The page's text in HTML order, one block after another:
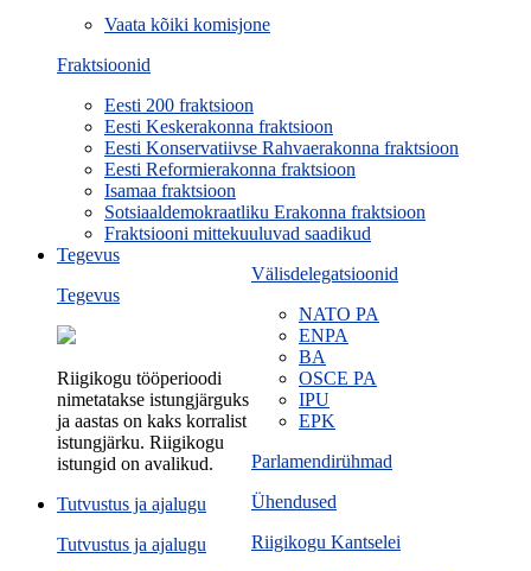
Vaata kõiki komisjone
Fraktsioonid
Eesti 200 fraktsioon
Eesti Keskerakonna fraktsioon
Eesti Konservatiivse Rahvaerakonna fraktsioon
Eesti Reformierakonna fraktsioon
Isamaa fraktsioon
Sotsiaaldemokraatliku Erakonna fraktsioon
Fraktsiooni mittekuuluvad saadikud
Välisdelegatsioonid
NATO PA
ENPA
BA
OSCE PA
IPU
EPK
Parlamendirühmad
Ühendused
Riigikogu Kantselei
Tegevus
Tegevus
Riigikogu tööperioodi
nimetatakse istungjärguks
ja aastas on kaks korralist
istungjärku. Riigikogu
istungid on avalikud.
Tutvustus ja ajalugu
Tutvustus ja ajalugu